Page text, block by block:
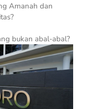
Amanah dan
bukan abal-abal?